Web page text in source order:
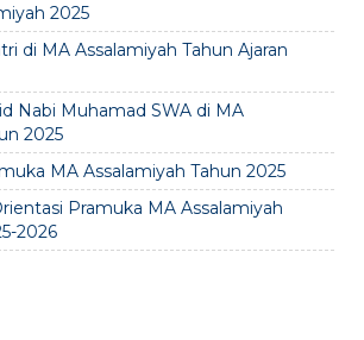
2025
di MA Assalamiyah Tahun Ajaran
Nabi Muhamad SWA di MA
2025
MA Assalamiyah Tahun 2025
Pramuka MA Assalamiyah
2026